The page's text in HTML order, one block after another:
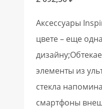
Аксессуары
цвете – еще
элементы из
стекла
смартфоны